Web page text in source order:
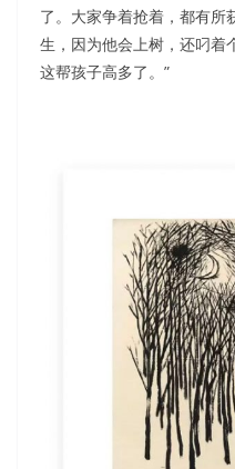
了。大家争着抢着，都有所
生，因为他会上树，还叼着
这帮孩子高多了。”